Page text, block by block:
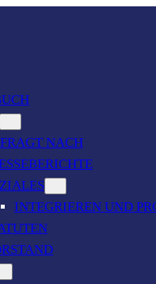
NACH
INTEGRIEREN UND